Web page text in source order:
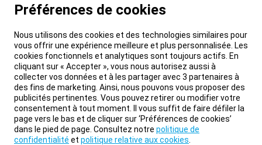
Préférences de cookies
Nous utilisons des cookies et des technologies similaires pour
vous offrir une expérience meilleure et plus personnalisée. Les
cookies fonctionnels et analytiques sont toujours actifs. En
cliquant sur « Accepter », vous nous autorisez aussi à
collecter vos données et à les partager avec 3 partenaires à
des fins de marketing. Ainsi, nous pouvons vous proposer des
publicités pertinentes. Vous pouvez retirer ou modifier votre
consentement à tout moment. Il vous suffit de faire défiler la
page vers le bas et de cliquer sur ‘Préférences de cookies’
dans le pied de page. Consultez notre politique de
confidentialité et politique relative aux cookies